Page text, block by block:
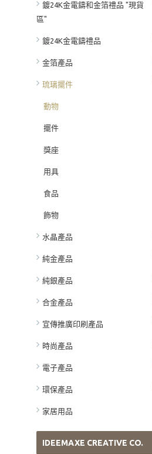
鍍24K金電鑄和金箔禮品 "現貨
區"
鍍24K金電鑄禮品
金箔產品
琉璃擺件
動物
擺件
獎座
用具
食品
飾物
水晶產品
純金產品
純銀產品
合金產品
宣傳推廣印刷產品
時尚產品
電子產品
環保產品
家居用品
IDEEMAXE CREATIVE CO.